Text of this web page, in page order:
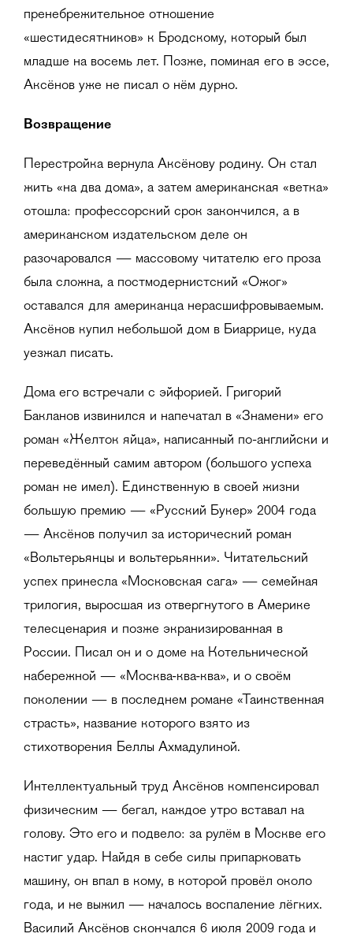
пренебрежительное отношение
«шестидесятников» к Бродскому, который был
младше на восемь лет. Позже, поминая его в эссе,
Аксёнов уже не писал о нём дурно.
Возвращение
Перестройка вернула Аксёнову родину. Он стал
жить «на два дома», а затем американская «ветка»
отошла: профессорский срок закончился, а в
американском издательском деле он
разочаровался — массовому читателю его проза
была сложна, а постмодернистский «Ожог»
оставался для американца нерасшифровываемым.
Аксёнов купил небольшой дом в Биаррице, куда
уезжал писать.
Дома его встречали с эйфорией. Григорий
Бакланов извинился и напечатал в «Знамени» его
роман «Желток яйца», написанный по-английски и
переведённый самим автором (большого успеха
роман не имел). Единственную в своей жизни
большую премию — «Русский Букер» 2004 года
— Аксёнов получил за исторический роман
«Вольтерьянцы и вольтерьянки». Читательский
успех принесла «Московская сага» — семейная
трилогия, выросшая из отвергнутого в Америке
телесценария и позже экранизированная в
России. Писал он и о доме на Котельнической
набережной — «Москва-ква-ква», и о своём
поколении — в последнем романе «Таинственная
страсть», название которого взято из
стихотворения Беллы Ахмадулиной.
Интеллектуальный труд Аксёнов компенсировал
физическим — бегал, каждое утро вставал на
голову. Это его и подвело: за рулём в Москве его
настиг удар. Найдя в себе силы припарковать
машину, он впал в кому, в которой провёл около
года, и не выжил — началось воспаление лёгких.
Василий Аксёнов скончался 6 июля 2009 года и